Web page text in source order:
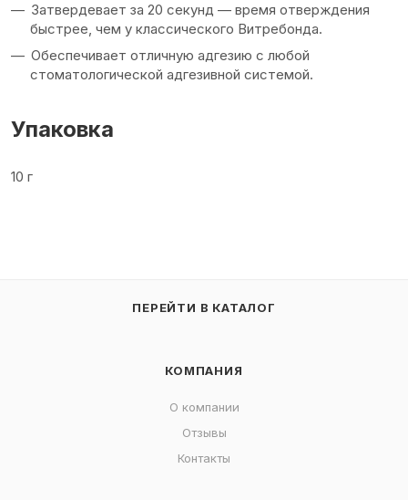
Затвердевает за 20 секунд — время отверждения
быстрее, чем у классического Витребонда.
Обеспечивает отличную адгезию с любой
стоматологической адгезивной системой.
Упаковка
10 г
ПЕРЕЙТИ В КАТАЛОГ
КОМПАНИЯ
О компании
Отзывы
Контакты